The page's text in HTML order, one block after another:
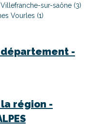
sur-saône (3)
Vourles (1)
-
région -